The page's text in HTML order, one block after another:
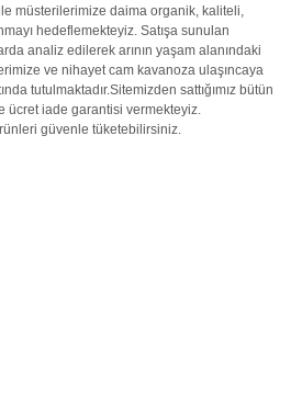
müsterilerimize daima organik, kaliteli,
hedeflemekteyiz. Satışa sunulan
analiz edilerek arının yaşam alanındaki
ve nihayet cam kavanoza ulaşıncaya
tutulmaktadır.Sitemizden sattığımız bütün
ücret iade garantisi vermekteyiz.
güvenle tüketebilirsiniz.